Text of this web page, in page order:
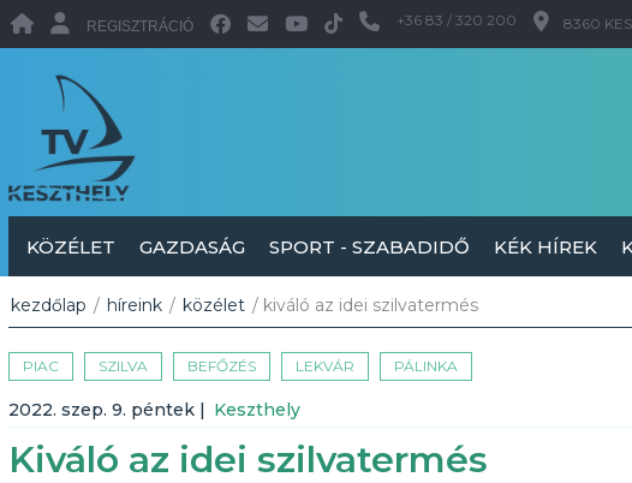
REGISZTRÁCIÓ +36 83 / 320 200 8360
KÖZÉLET GAZDASÁG SPORT - SZABADIDŐ KÉK HÍREK
kezdőlap / híreink / közélet / kiváló az idei szilvatermés
PIAC SZILVA BEFŐZÉS LEKVÁR PÁLINKA
2022. szep. 9. péntek | Keszthely
Kiváló az idei szilvatermés